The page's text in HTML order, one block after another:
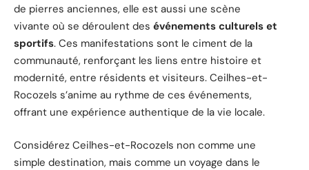
de pierres anciennes, elle est aussi une scène
vivante où se déroulent des événements culturels et
sportifs. Ces manifestations sont le ciment de la
communauté, renforçant les liens entre histoire et
modernité, entre résidents et visiteurs. Ceilhes-et-
Rocozels s’anime au rythme de ces événements,
offrant une expérience authentique de la vie locale.
Considérez Ceilhes-et-Rocozels non comme une
simple destination, mais comme un voyage dans le